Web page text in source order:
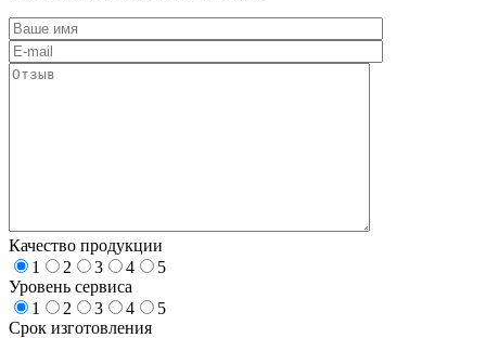
Качество продукции
1
2 3 4
5
Уровень сервиса
1
2 3 4
5
Срок изготовления